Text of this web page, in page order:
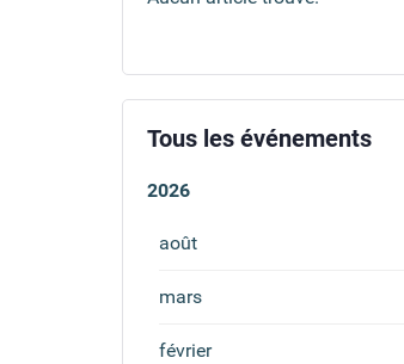
Tous les événements
2026
août
mars
février